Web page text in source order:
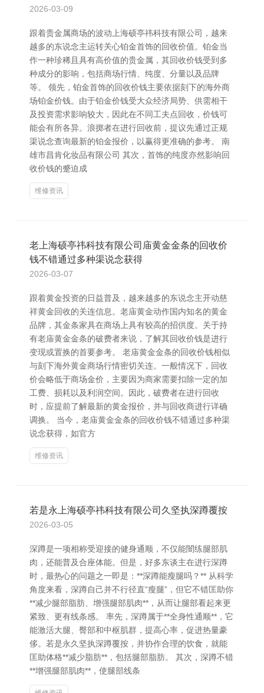
2026-03-09
跟着贵金属商场的波动上海硕亭祎科技有限公司，越来
越多的东说念主运转关心铂金首饰的回收价值。铂金当
作一种珍稀且具有高价值的贵金属，其回收价钱受到多
种成分的影响，包括商场行情、纯度、分量以及品牌
等。 领先，铂金首饰的回收价钱主要依据刻下的海外商
场铂金价钱。由于铂金价钱受大众经济局势、供需相干
及投资需求影响较大，因此在不同工夫点回收，价钱可
能会有所各异。浪掷者在进行回收前，提议先通过正规
渠说念查询最新的铂金报价，以赢得更准确的参考。 南
雄市昌肯化妆品有限公司 其次，首饰的纯度亦然影响回
收价钱的蹙迫成
维修资讯
老上海硕亭祎科技有限公司庙黄金金条的回收价
钱不错通过多种渠说念获得
2026-03-07
跟着黄金投资的日益普及，越来越多的东说念主开动慈
祥黄金回收的关连信息。老庙黄金动作国内知名的黄金
品牌，其金条家具在商场上具有较高的招供度。关于持
有老庙黄金金条的破费者来说，了解其回收价钱是进行
变现或置换的首要参考。 老庙黄金金条的回收价钱相似
与刻下海外黄金商场行情密切关连。一般情况下，回收
价会略低于商场金价，主要因为商家需要扣除一定的加
工费、损耗以及利润空间。因此，破费者在进行回收
时，应提前了解最新的黄金报价，并与回收商进行详确
调换。 当今，老庙黄金金条的回收价钱不错通过多种渠
说念获得，如官方
维修资讯
若是永上海硕亭祎科技有限公司久坚执深蹲覆按
2026-03-05
深蹲是一项相称受迎接的健身通顺，不仅能闇练腿部肌
肉，还能普及合座体能。但是，好多东谈主在进行深蹲
时，最热心的问题之一即是：**深蹲能瘦腿吗？** 从科学
角度来看，深蹲自己并不行径直“瘦腿”，但它不错匡助你
**减少腿部脂肪、增强腿部肌肉**，从而让腿部看起来更
紧致、更有线条感。 率先，深蹲属于**全身性通顺**，它
能激活大腿、臀部和中枢肌群，提高心率，促进热量豪
侈。若是永久坚执深蹲覆按，并协作合理的饮食，就能
匡助体格**减少脂肪**，包括腿部脂肪。 其次，深蹲不错
**增强腿部肌肉**，使腿部线条